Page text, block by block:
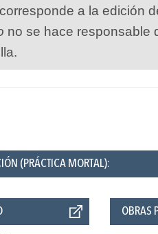
a la edición
no se hace responsable
(PRÁCTICA MORTAL):
OBRAS